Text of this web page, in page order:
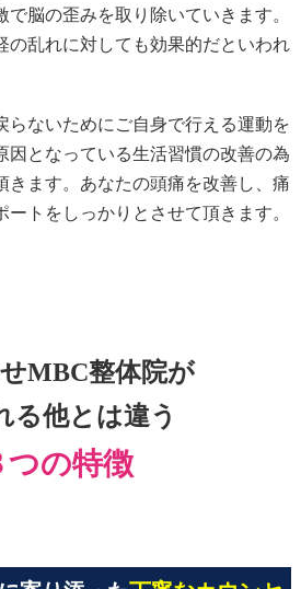
脳の歪みを取り除いていきます。
の乱れに対しても効果的だといわれ
らないためにご自身で行える運動を
因となっている生活習慣の改善の為
きます。あなたの頭痛を改善し、痛
トをしっかりとさせて頂きます。
MBC整体院が
る他とは違う
つの特徴